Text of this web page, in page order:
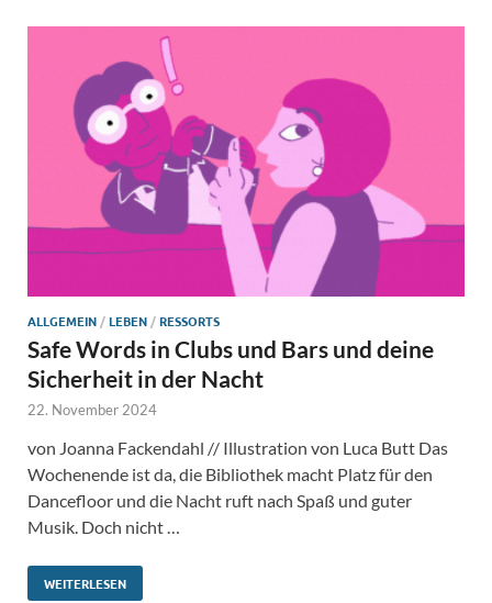
ALLGEMEIN /LEBEN /RESSORTS
Safe Words in Clubs und Bars und deine
Sicherheit in der Nacht
22. November 2024
von Joanna Fackendahl // Illustration von Luca Butt Das
Wochenende ist da, die Bibliothek macht Platz für den
Dancefloor und die Nacht ruft nach Spaß und guter
Musik. Doch nicht …
WEITERLESEN